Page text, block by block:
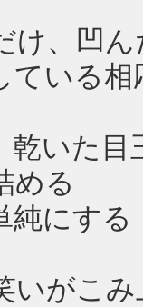
け、凹
ている
乾いた目
める
純にする
いがこ